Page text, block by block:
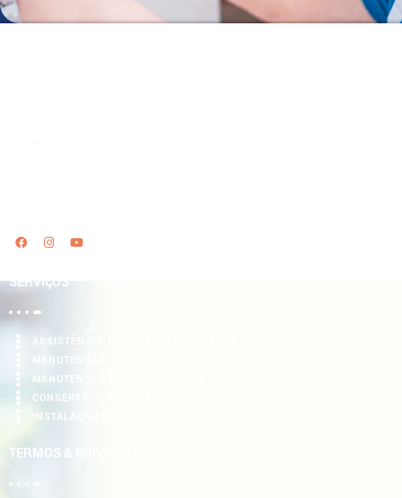
SERVIÇOS
ASSISTÊNCIA TÉCNICA DE AQUECEDOR
MANUTENÇÃO DE AQUECEDORES
MANUTENÇÃO DE BOMBAS ROWA
CONSERTO DE AQUECEDORES
INSTALAÇÃO DE AQUECEDOR
TERMOS & PRIVACIDADES